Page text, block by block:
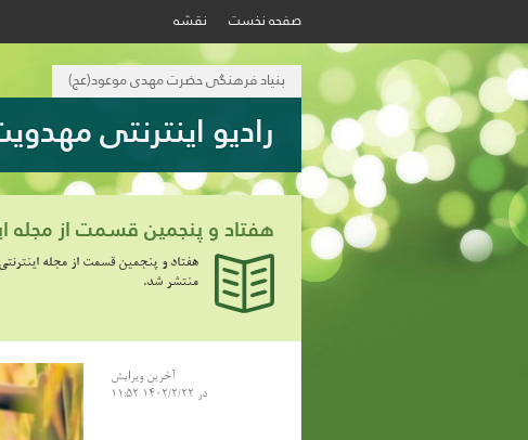
صفحه نخست نقشه
بنیاد فرهنگی حضرت مهدی موعود(عج)
رادیو اینترنتی
هفتاد و پنجمین قسمت از مجله
هفتاد و پنجمین قسمت از مجله
منتشر شد.
آخرین ویرایش
در 1402/2/22 11:52